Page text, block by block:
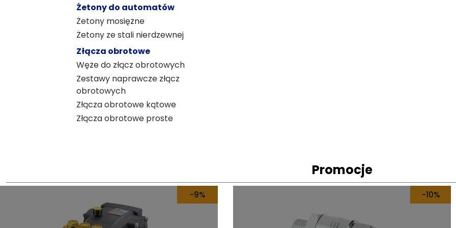
Żetony do automatów
Żetony mosiężne
Żetony ze stali nierdzewnej
Złącza obrotowe
Węże do złącz obrotowych
Zestawy naprawcze złącz
obrotowych
Złącza obrotowe kątowe
Złącza obrotowe proste
Promocje
-10% -10%